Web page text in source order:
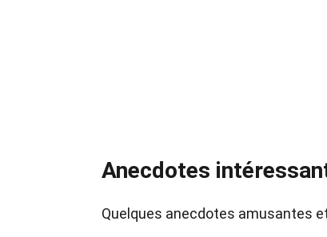
Anecdotes
Quelques anecdotes amusantes